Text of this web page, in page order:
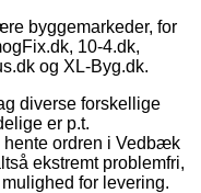
byggemarkeder, for
10-4.dk,
og XL-Byg.dk.
diverse forskellige
er p.t.
hente ordren i Vedbæk
ekstremt problemfri,
for levering.